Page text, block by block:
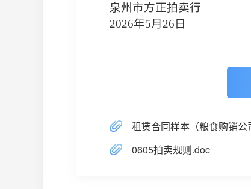
泉州市方正拍卖行
2026年5月 26 日
租赁合同样本（粮食购销公
0605拍卖规则.doc